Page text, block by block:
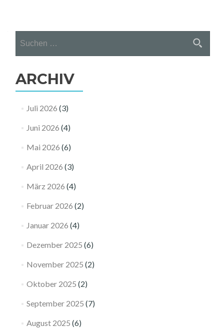
nach:
ARCHIV
Juli 2026 (3)
Juni 2026 (4)
Mai 2026 (6)
April 2026 (3)
März 2026 (4)
Februar 2026 (2)
Januar 2026 (4)
Dezember 2025 (6)
November 2025 (2)
Oktober 2025 (2)
September 2025 (7)
August 2025 (6)